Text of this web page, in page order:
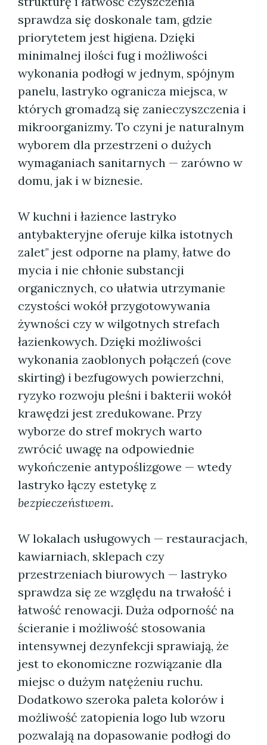
sprawdza się doskonale tam, gdzie
priorytetem jest higiena. Dzięki
minimalnej ilości fug i możliwości
wykonania podłogi w jednym, spójnym
panelu, lastryko ogranicza miejsca, w
których gromadzą się zanieczyszczenia i
mikroorganizmy. To czyni je naturalnym
wyborem dla przestrzeni o dużych
wymaganiach sanitarnych — zarówno w
domu, jak i w biznesie.
W kuchni i łazience lastryko
antybakteryjne oferuje kilka istotnych
zalet" jest odporne na plamy, łatwe do
mycia i nie chłonie substancji
organicznych, co ułatwia utrzymanie
czystości wokół przygotowywania
żywności czy w wilgotnych strefach
łazienkowych. Dzięki możliwości
wykonania zaoblonych połączeń (cove
skirting) i bezfugowych powierzchni,
ryzyko rozwoju pleśni i bakterii wokół
krawędzi jest zredukowane. Przy
wyborze do stref mokrych warto
zwrócić uwagę na odpowiednie
wykończenie antypoślizgowe — wtedy
lastryko łączy estetykę z
bezpieczeństwem.
W lokalach usługowych — restauracjach,
kawiarniach, sklepach czy
przestrzeniach biurowych — lastryko
sprawdza się ze względu na trwałość i
łatwość renowacji. Duża odporność na
ścieranie i możliwość stosowania
intensywnej dezynfekcji sprawiają, że
jest to ekonomiczne rozwiązanie dla
miejsc o dużym natężeniu ruchu.
Dodatkowo szeroka paleta kolorów i
możliwość zatopienia logo lub wzoru
pozwalają na dopasowanie podłogi do